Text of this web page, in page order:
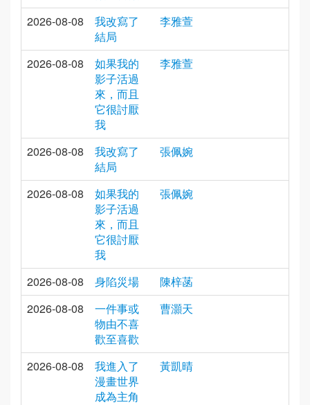
2026-08-08
我改寫了
結局
李雅萱
2026-08-08
如果我的
影子活過
來，而且
它很討厭
我
李雅萱
2026-08-08
我改寫了
結局
張佩婉
2026-08-08
如果我的
影子活過
來，而且
它很討厭
我
張佩婉
2026-08-08 身陷災場
陳梓菡
2026-08-08
一件事或
物由不喜
歡至喜歡
曹灝天
2026-08-08
我進入了
漫畫世界
成為主角
黃凱晴